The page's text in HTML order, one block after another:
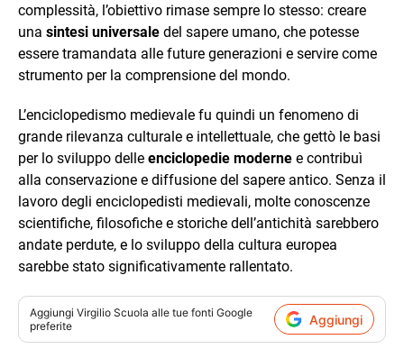
complessità, l’obiettivo rimase sempre lo stesso: creare
una sintesi universale del sapere umano, che potesse
essere tramandata alle future generazioni e servire come
strumento per la comprensione del mondo.
L’enciclopedismo medievale fu quindi un fenomeno di
grande rilevanza culturale e intellettuale, che gettò le basi
per lo sviluppo delle enciclopedie moderne e contribuì
alla conservazione e diffusione del sapere antico. Senza il
lavoro degli enciclopedisti medievali, molte conoscenze
scientifiche, filosofiche e storiche dell’antichità sarebbero
andate perdute, e lo sviluppo della cultura europea
sarebbe stato significativamente rallentato.
Aggiungi Virgilio Scuola alle tue fonti Google
preferite
Aggiungi